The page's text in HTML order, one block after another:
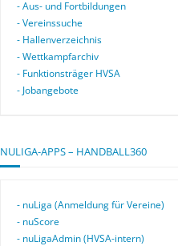
- Aus- und Fortbildungen
- Vereinssuche
- Hallenverzeichnis
- Wettkampfarchiv
- Funktionsträger HVSA
- Jobangebote
NULIGA-APPS – HANDBALL360
- nuLiga (Anmeldung für Vereine)
- nuScore
- nuLigaAdmin (HVSA-intern)